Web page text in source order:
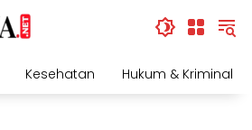
Kesehatan Hukum & Kriminal